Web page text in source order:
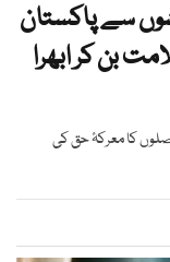
سے پاکستان
بن کر ابھرا
کا معرکۂ حق کی